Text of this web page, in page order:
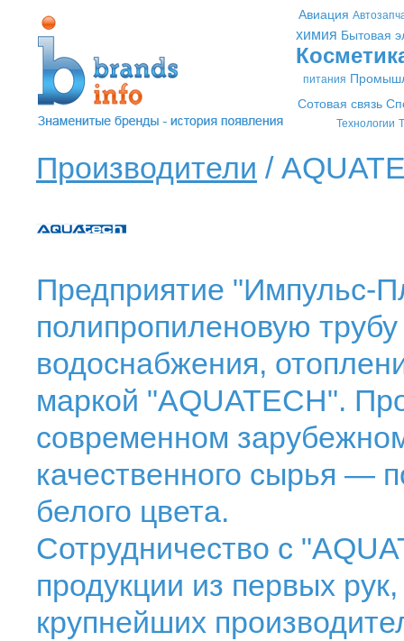
Авиация
химия Бытовая
питания
Сотовая связь
Технологии
Производители /
Предприятие "Импульс-
полипропиленовую
водоснабжения,
маркой "AQUATECH".
современном
качественного сырья —
белого цвета.
Сотрудничество с
продукции из первых
крупнейших